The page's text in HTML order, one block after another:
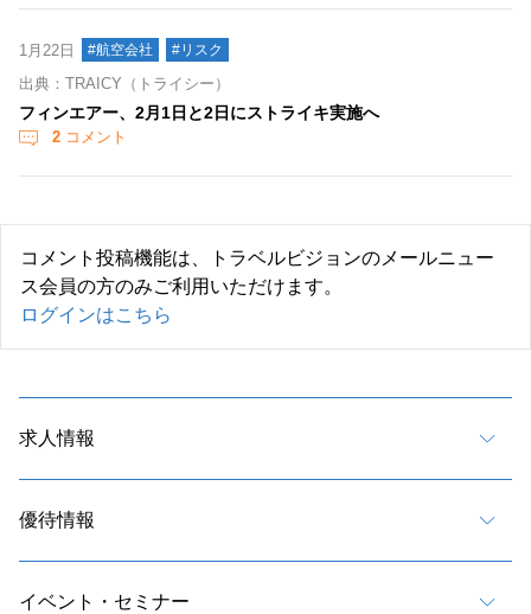
1月22日 #航空会社 #リスク
出典：TRAICY（トライシー）
フィンエアー、2月1日と2日にストライキ実施へ
2 コメント
コメント投稿機能は、トラベルビジョンのメールニュー
ス会員の方のみご利用いただけます。
ログインはこちら
求人情報
優待情報
イベント・セミナー